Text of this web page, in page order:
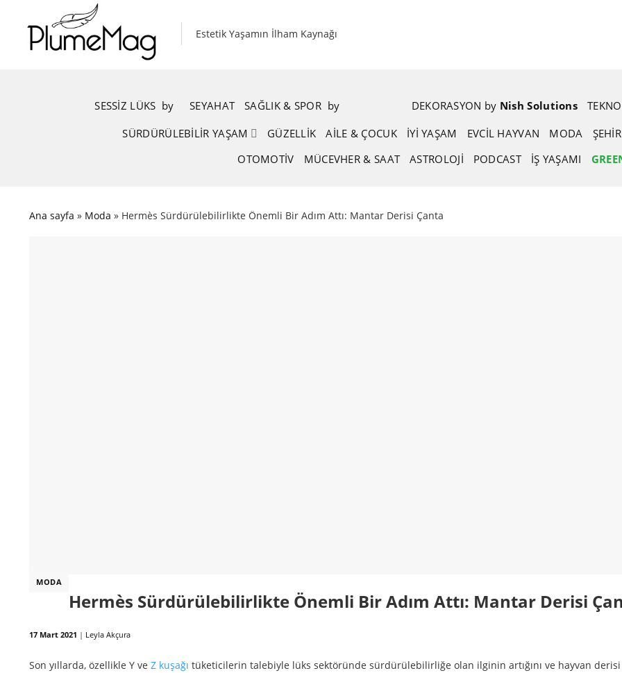
content
Estetik Yaşamın İlham Kaynağı
SESSIZ LÜKS by SEYAHAT SAĞLIK & SPOR by DEKORASYON by Nish Solutions
SÜRDÜRÜLEBILIR YAŞAM
GÜZELLIK AİLE & ÇOCUK İYİ YAŞAM EVCIL HAYVAN MODA
OTOMOTIV
MÜCEVHER & SAAT ASTROLOJI PODCAST İŞ YAŞAMI
Ana sayfa » Moda » Hermès Sürdürülebilirlikte Önemli Bir Adım Attı: Mantar Derisi Çanta
MODA
Hermès Sürdürülebilirlikte Önemli Bir Adım Attı: Mantar Derisi
17 Mart 2021 | Leyla Akçura
Son yıllarda, özellikle Y ve Z kuşağı tüketicilerin talebiyle lüks sektöründe sürdürülebilirliğe olan ilginin artığını ve hayvan